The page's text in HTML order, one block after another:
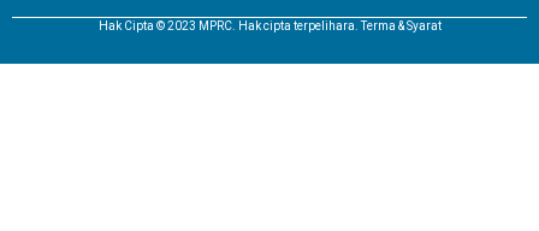
Hak Cipta © 2023 MPRC. Hak cipta terpelihara. Terma & Syarat